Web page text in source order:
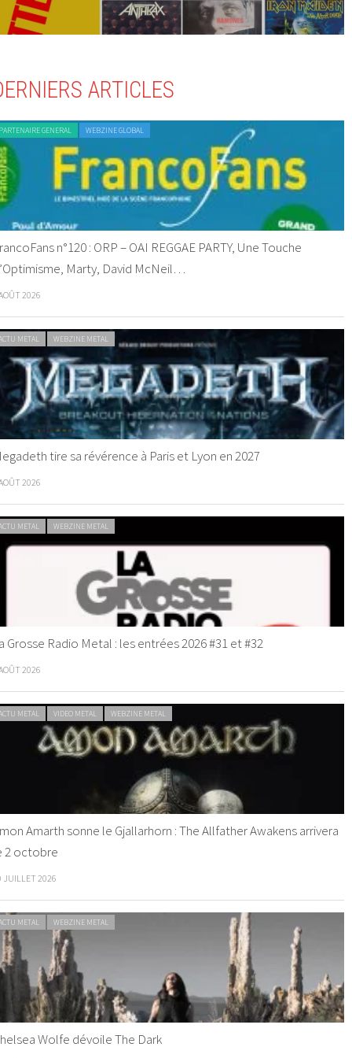
ARTICLES
GENERAL WEBZINE GLOBAL
n°120 : ORP – OAI REGGAE PARTY, Une Touche
Marty, David McNeil…
2026
METAL WEBZINE METAL
tire sa révérence à Paris et Lyon en 2027
2026
METAL WEBZINE METAL
Grosse Radio Metal : les entrées 2026 #31 et #32
2026
METAL VIDEO METAL WEBZINE METAL
Amarth sonne le Gjallarhorn : The Allfather Awakens arrivera
2 octobre
JUILLET 2026
METAL WEBZINE METAL
Wolfe dévoile The Dark